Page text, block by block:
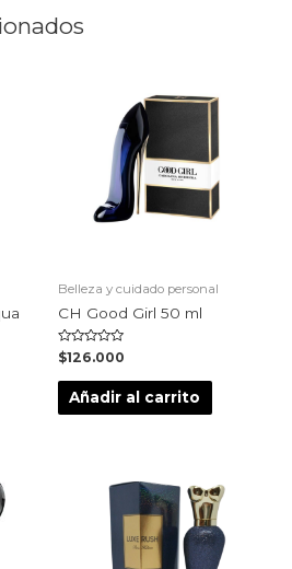
Belleza y cuidado personal
CH Good Girl 50 ml
Valorado
en
0
$126.000
Añadir al carrito